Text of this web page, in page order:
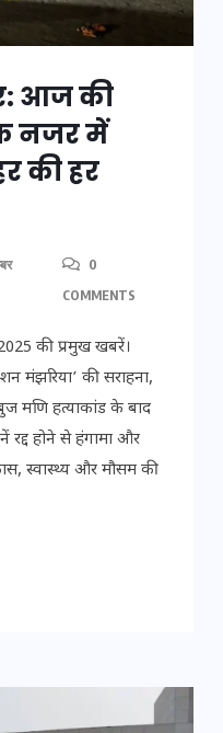
आज की
नजर में
की हर
0
COMMENTS
की प्रमुख खबरें।
मंझरिया’ की सराहना,
मणि हत्याकांड के बाद
रद्द होने से हंगामा और
स्वास्थ्य और मौसम की